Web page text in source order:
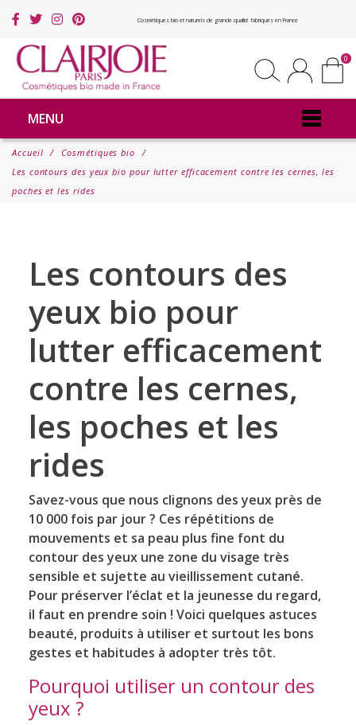
Cosmétiques bio et naturels de grande qualité fabriqués en France
0
MENU
Accueil
Cosmétiques bio
Les contours des yeux bio pour lutter efficacement contre les cernes, les
poches et les rides
Les contours des
yeux bio pour
lutter efficacement
contre les cernes,
les poches et les
rides
Savez-vous que nous clignons des yeux près de
10 000 fois par jour ? Ces répétitions de
mouvements et sa peau plus fine font du
contour des yeux une zone du visage très
sensible et sujette au vieillissement cutané.
Pour préserver l’éclat et la jeunesse du regard,
il faut en prendre soin ! Voici quelques astuces
beauté, produits à utiliser et surtout les bons
gestes et habitudes à adopter très tôt.
Pourquoi utiliser un contour des
yeux ?